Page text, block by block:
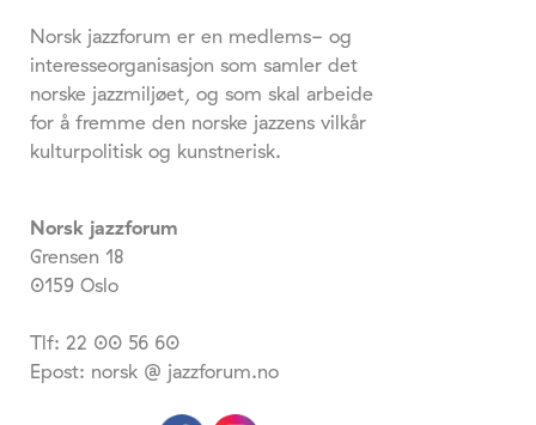
Norsk jazzforum er en medlems- og
interesseorganisasjon som samler det
norske jazzmiljøet, og som skal arbeide
for å fremme den norske jazzens vilkår
kulturpolitisk og kunstnerisk.
Norsk jazzforum
Grensen 18
0159 Oslo
Tlf: 22 00 56 60
Epost: norsk @ jazzforum.no